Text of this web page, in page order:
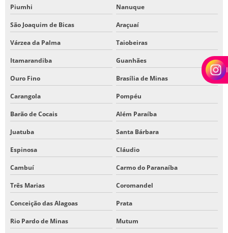
Piumhi Nanuque
São Joaquim de Bicas Araçuaí
Várzea da Palma Taiobeiras
Itamarandiba Guanhães
Ouro Fino Brasília de Minas
Carangola Pompéu
Barão de Cocais Além Paraíba
Juatuba Santa Bárbara
Espinosa Cláudio
Cambuí Carmo do Paranaíba
Três Marias Coromandel
Conceição das Alagoas Prata
Rio Pardo de Minas Mutum